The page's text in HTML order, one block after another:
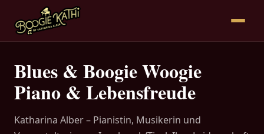
Blues & Boogie Woogie
Piano & Lebensfreude
Katharina Alber – Pianistin, Musikerin und